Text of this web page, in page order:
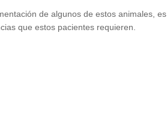
de algunos de estos animales, es
que estos pacientes requieren.